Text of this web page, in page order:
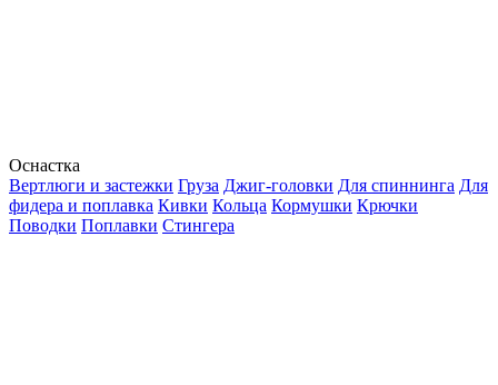
Оснастка
Вертлюги и застежки Груза Джиг-головки Для спиннинга Для
фидера и поплавка Кивки Кольца Кормушки Крючки
Поводки Поплавки Стингера